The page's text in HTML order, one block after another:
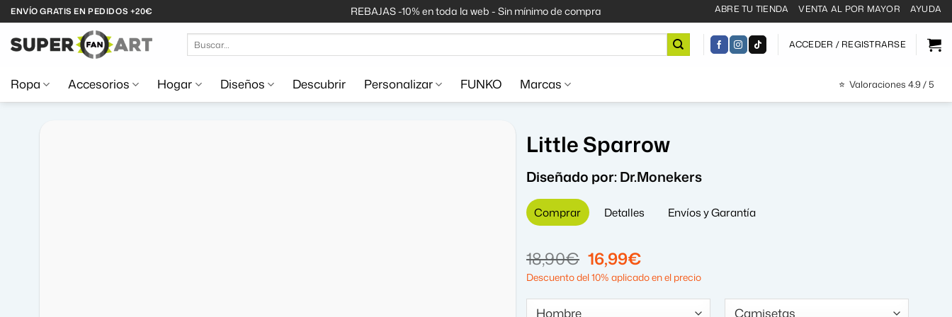
Saltar
al
contenido
ENVÍO GRATIS EN PEDIDOS +20€ REBAJAS -10% en toda la web - Sin mínimo de compra ABRE TU TIENDA VENTA AL POR MAYOR AYUDA
por:
ACCEDER / REGISTRARSE
Ropa Accesorios Hogar Diseños Descubrir Personalizar FUNKO Marcas ⭐ Valoraciones 4.9 / 5
Little Sparrow
Diseñado por:Dr.Monekers
Comprar Detalles Envíos y Garantía
18,90€ El
precio
original
era:
16,99€El
precio
actual
es:
Descuento del 10% aplicado en el precio